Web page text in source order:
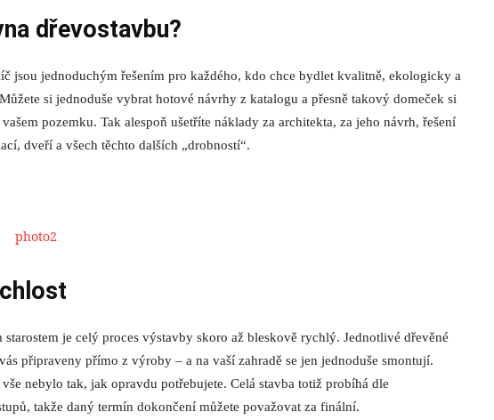
dřevostavbu?
jsou jednoduchým řešením pro každého, kdo chce bydlet kvalitně, ekologicky a
si jednoduše vybrat hotové návrhy z katalogu a přesně takový domeček si
pozemku. Tak alespoň ušetříte náklady za architekta, za jeho návrh, řešení
dveří a všech těchto dalších „drobností“.
je celý proces výstavby skoro až bleskově rychlý. Jednotlivé dřevěné
připraveny přímo z výroby – a na vaší zahradě se jen jednoduše smontují.
nebylo tak, jak opravdu potřebujete. Celá stavba totiž probíhá dle
takže daný termín dokončení můžete považovat za finální.